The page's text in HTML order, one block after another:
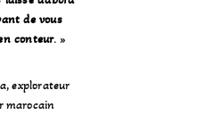
de vous
conteur.»
explorateur
marocain